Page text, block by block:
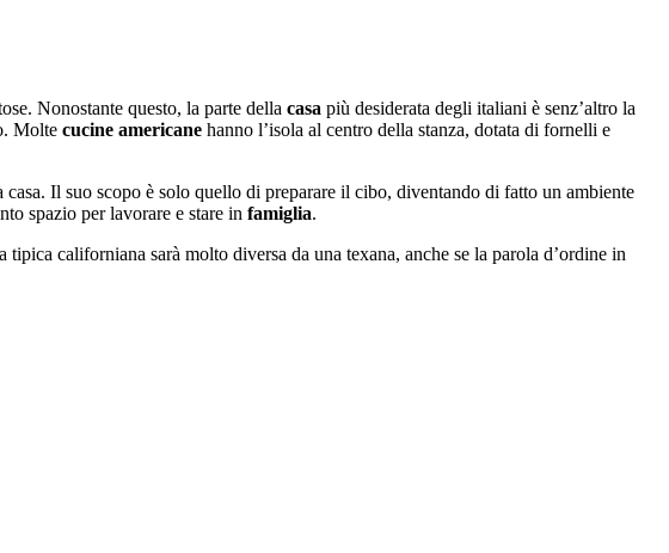
Nonostante questo, la parte della casa più desiderata degli italiani è senz’altro la
Molte cucine americane hanno l’isola al centro della stanza, dotata di fornelli e
casa. Il suo scopo è solo quello di preparare il cibo, diventando di fatto un ambiente
spazio per lavorare e stare in famiglia.
californiana sarà molto diversa da una texana, anche se la parola d’ordine in